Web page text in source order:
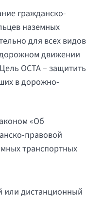
гражданско-
наземных
для всех видов
дорожном движении
OCTA – защитить
в дорожно-
«Об
правовой
транспортных
или дистанционный